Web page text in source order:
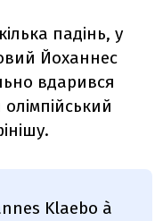
падінь, у
Йоханнес
вдарився
Klaebo à